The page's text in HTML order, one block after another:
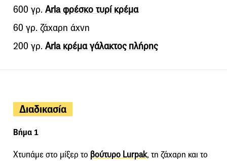
600 γρ. Arla φρέσκο τυρί κρέμα
60 γρ. ζάχαρη άχνη
200 γρ. Arla κρέμα γάλακτος πλήρης
Διαδικασία
Βήμα 1
Χτυπάμε στο μίξερ το βούτυρο Lurpak, τη ζάχαρη και το